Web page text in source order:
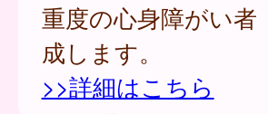
重度の心身障がい者
成します。
>>詳細はこちら